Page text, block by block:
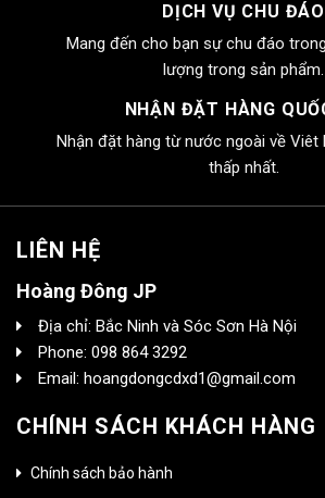
DỊCH VỤ CHU ĐÁO
Mang đến cho bạn sự chu đáo
lượng trong sản phẩm.
NHẬN ĐẶT HÀNG
Nhận đặt hàng từ nước ngoài về Viêt
thấp nhất.
LIÊN HỆ
Hoàng Đông JP
Địa chỉ: Bắc Ninh và Sóc Sơn Hà Nội
Phone: 098 864 3292
Email: hoangdongcdxd1@gmail.com
CHÍNH SÁCH KHÁCH HÀNG
Chính sách bảo hành